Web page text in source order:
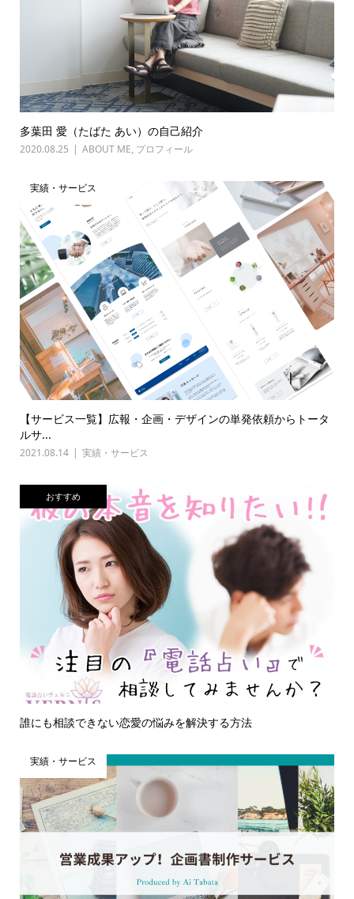
多葉田 愛（たばた あい）の自己紹介
2020.08.25 ABOUT ME, プロフィール
実績・サービス
【サービス一覧】広報・企画・デザインの単発依頼からトータ
ルサ...
2021.08.14 実績・サービス
おすすめ
誰にも相談できない恋愛の悩みを解決する方法
実績・サービス